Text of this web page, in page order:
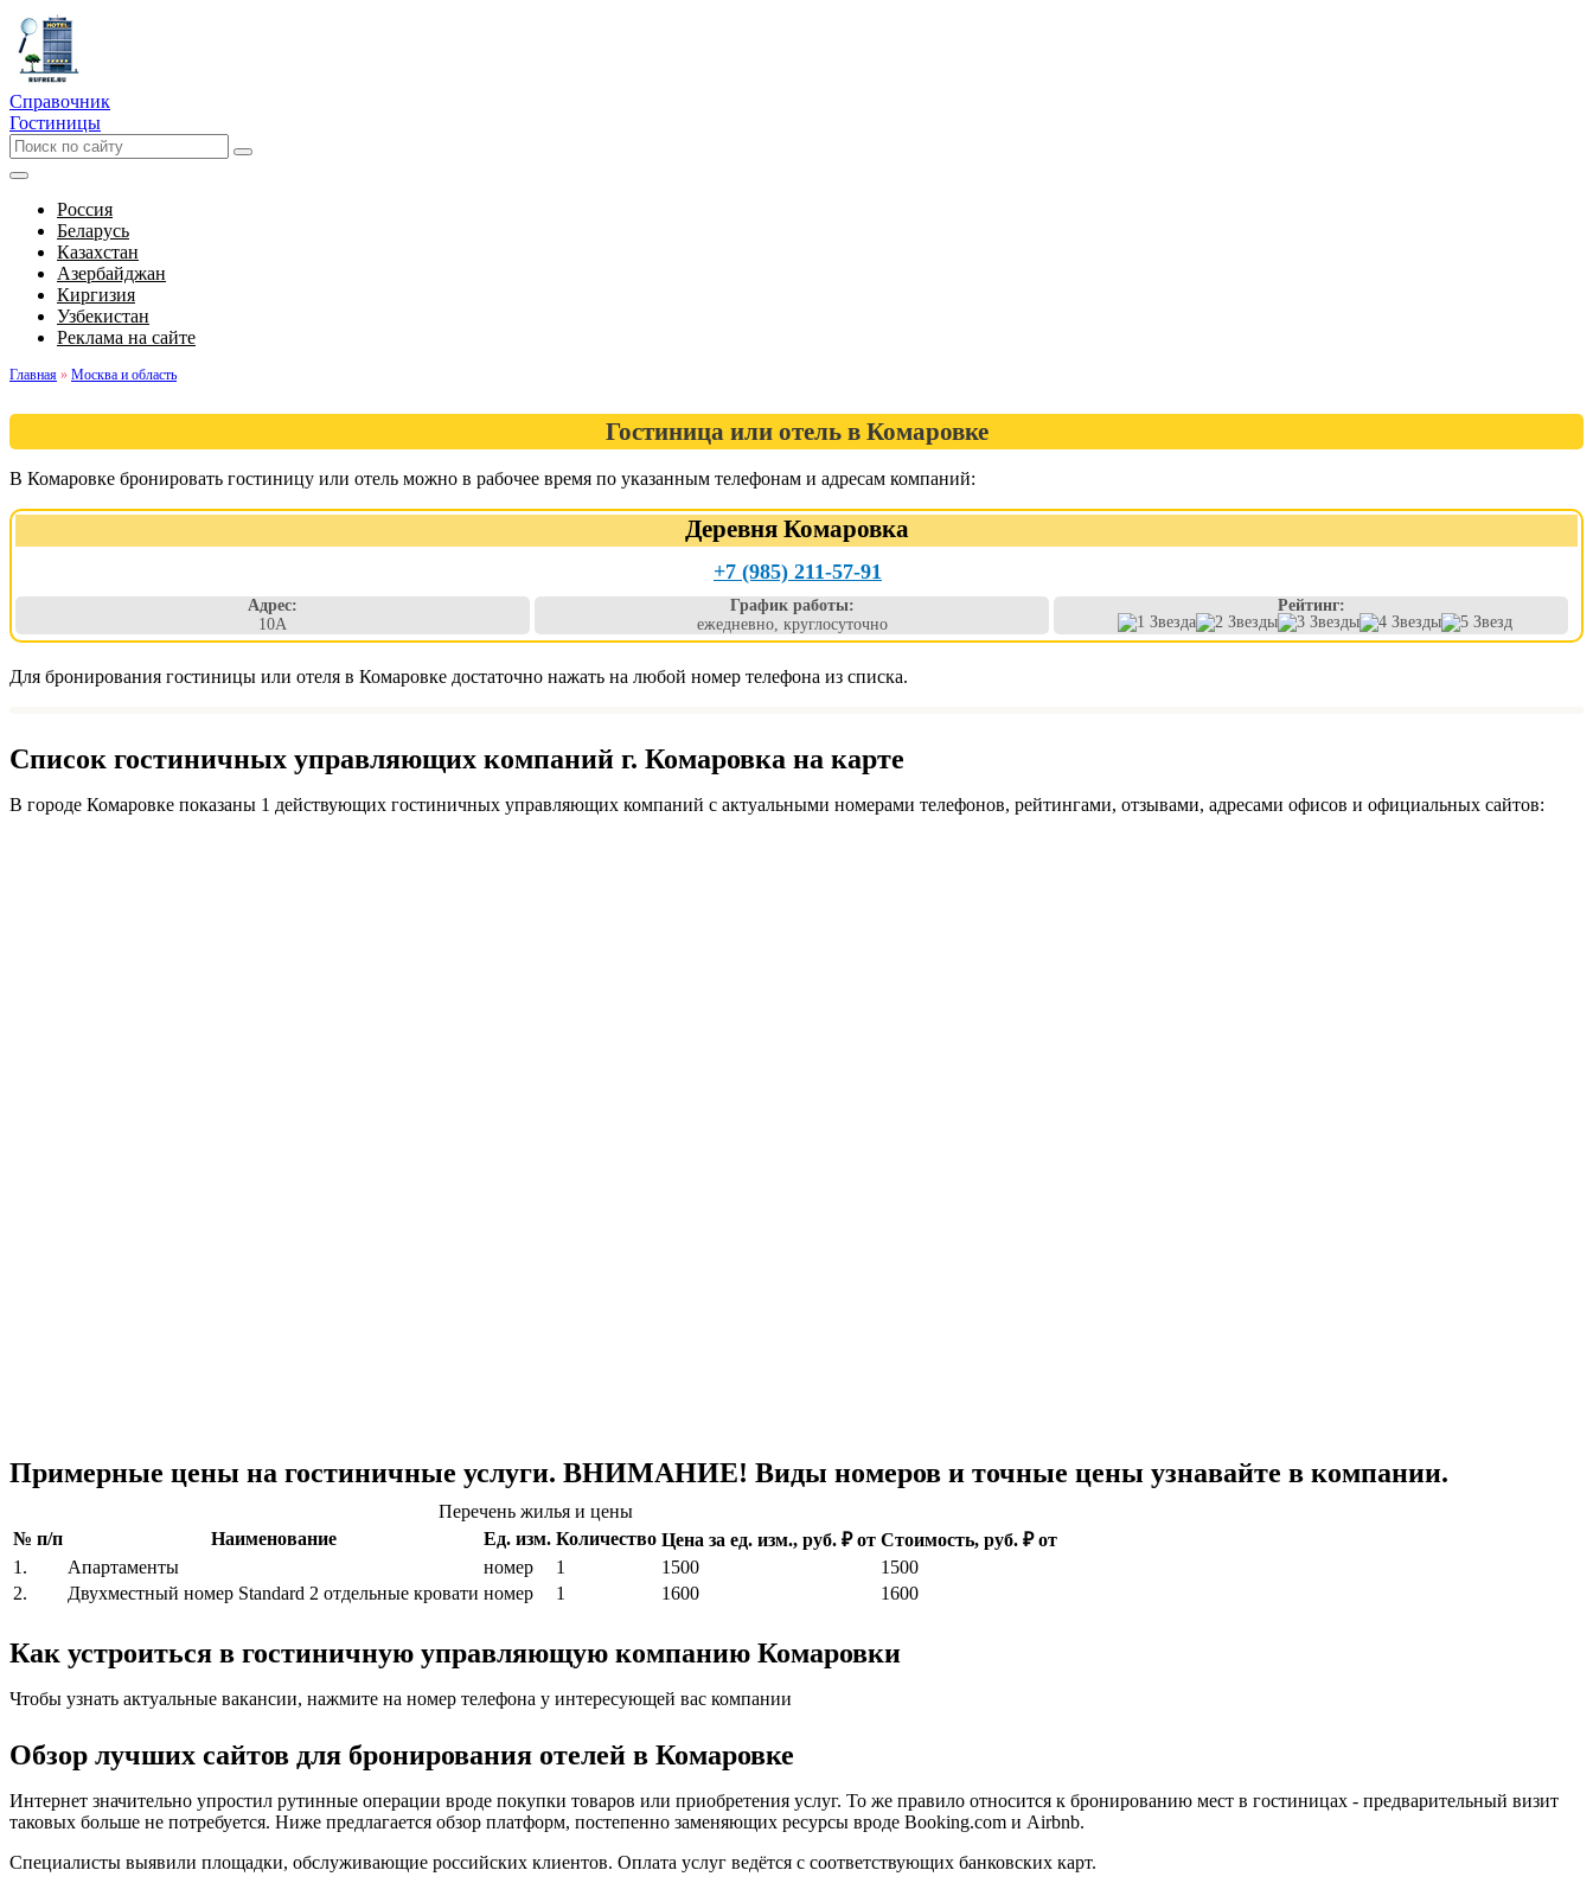
Справочник
Гостиницы
Россия
Беларусь
Казахстан
Азербайджан
Киргизия
Узбекистан
Реклама на сайте
Главная » Москва и область
Гостиница или отель в Комаровке
В Комаровке бронировать гостиницу или отель можно в рабочее время по указанным телефонам и адресам компаний:
Деревня Комаровка
+7 (985) 211-57-91
Адрес:
10А
График работы:
ежедневно, круглосуточно
Рейтинг:
Для бронирования гостиницы или отеля в Комаровке достаточно нажать на любой номер телефона из списка.
Список гостиничных управляющих компаний г. Комаровка на карте
В городе Комаровке показаны 1 действующих гостиничных управляющих компаний с актуальными номерами телефонов, рейтингами, отзывами, адресами офисов и официальных сайтов:
Примерные цены на гостиничные услуги. ВНИМАНИЕ! Виды номеров и точные цены узнавайте в компании.
Перечень жилья и цены
№ п/п
Наименование Ед. изм. Количество Цена за ед. изм., руб. ₽ от Стоимость, руб. ₽ от
1.
Апартаменты номер 1 1500
1500
2.
Двухместный номер Standard 2 отдельные кровати номер 1 1600 1600
Как устроиться в гостиничную управляющую компанию Комаровки
Чтобы узнать актуальные вакансии, нажмите на номер телефона у интересующей вас компании
Обзор лучших сайтов для бронирования отелей в Комаровке
Интернет значительно упростил рутинные операции вроде покупки товаров или приобретения услуг. То же правило относится к бронированию мест в гостиницах - предварительный визит
таковых больше не потребуется. Ниже предлагается обзор платформ, постепенно заменяющих ресурсы вроде Booking.com и Airbnb.
Специалисты выявили площадки, обслуживающие российских клиентов. Оплата услуг ведётся с соответствующих банковских карт.